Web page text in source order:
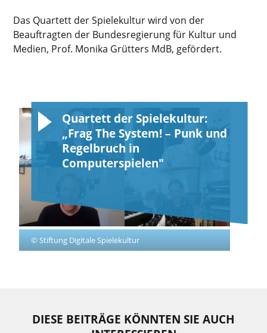
Das Quartett der Spielekultur wird von der
Beauftragten der Bundesregierung für Kultur und
Medien, Prof. Monika Grütters MdB, gefördert.
© Stiftung Digitale Spielekultur
Quartett der Spielekultur:
„Frag The System! – Punk und
Regelbruch in
Computerspielen"
DIESE BEITRÄGE KÖNNTEN SIE AUCH